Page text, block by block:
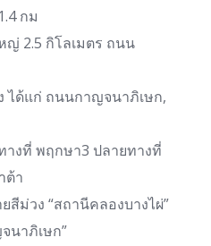
กม
ญ่ 2.5 กิโลเมตร ถนน
ได้แก่ ถนนกาญจนาภิเษก,
างที่ พฤกษา3 ปลายทางที่
ต้า
สีม่วง “สถานีคลองบางไผ่”
นาภิเษก”